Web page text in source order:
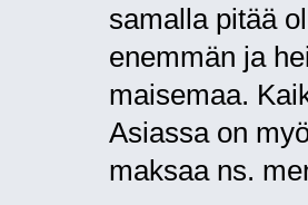
samalla pitää
enemmän ja
maisemaa.
Asiassa on
maksaa ns.